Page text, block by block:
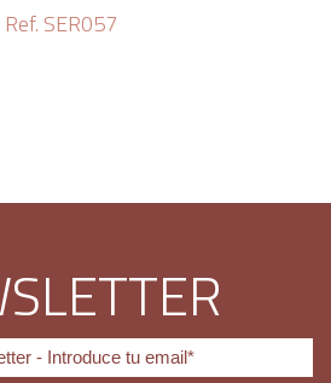
Ref. SER057